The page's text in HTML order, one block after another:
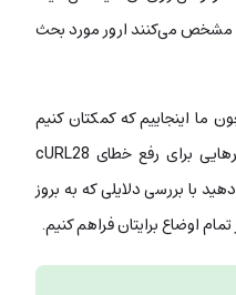
مشخص می‌کنند ارور مورد بحث
ما اینجاییم که کمکتان کنیم
این مشکل را برطرف کنید و راهکارهایی برای رفع خطای cURL28
با بررسی دلایلی که به بروز
اوضاع برایتان فراهم کنیم.